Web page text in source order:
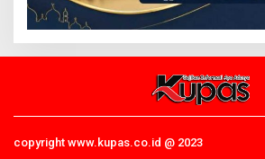
copyright www.kupas.co.id @ 2023